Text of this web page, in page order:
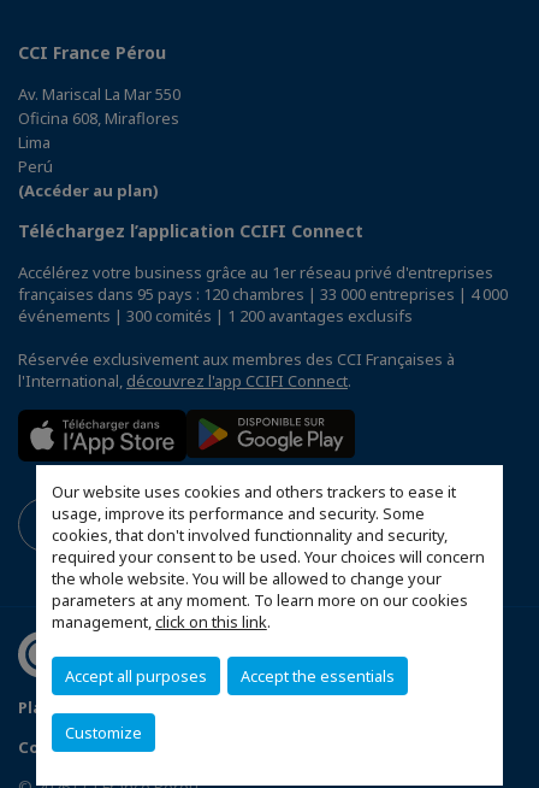
Our website uses cookies and others trackers to ease it
usage, improve its performance and security. Some
cookies, that don't involved functionnality and security,
required your consent to be used. Your choices will concern
the whole website. You will be allowed to change your
parameters at any moment. To learn more on our cookies
management,click on this link.
Accept all purposes Accept the essentials
Customize
CCI France Pérou
Av. Mariscal La Mar 550
Oficina 608, Miraflores
Lima
Perú
(Accéder au plan)
Téléchargez l’application CCIFI Connect
Accélérez votre business grâce au 1er réseau privé d'entreprises
françaises dans 95 pays : 120 chambres | 33 000 entreprises | 4 000
événements | 300 comités | 1 200 avantages exclusifs
Réservée exclusivement aux membres des CCI Françaises à
l'International, découvrez l'app CCIFI Connect.
Plan du site
Configurer vos préférences cookies